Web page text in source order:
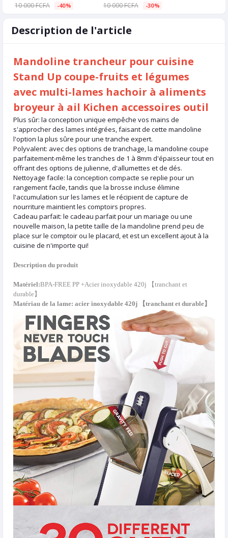
10 000 FCFA -40% 10 000 FCFA -30%
Description de l'article
Mandoline trancheur pour cuisine
Stand Up coupe-fruits et légumes
avec multi-lames hachoir à aliments
broyeur à ail Kichen accessoires outil
Plus sûr: la conception unique empêche vos mains de
s'approcher des lames intégrées, faisant de cette mandoline
l'option la plus sûre pour une tranche expert.
Polyvalent: avec des options de tranchage, la mandoline coupe
parfaitement-même les tranches de 1 à 8mm d'épaisseur tout en
offrant des options de julienne, d'allumettes et de dés.
Nettoyage facile: la conception compacte se replie pour un
rangement facile, tandis que la brosse incluse élimine
l'accumulation sur les lames et le récipient de capture de
nourriture maintient les comptoirs propres.
Cadeau parfait: le cadeau parfait pour un mariage ou une
nouvelle maison, la petite taille de la mandoline prend peu de
place sur le comptoir ou le placard, et est un excellent ajout à la
cuisine de n'importe qui!
Description du produit
Matériel:BPA-FREE PP +Acier inoxydable 420j 【tranchant et
durable】
Matériau de la lame: acier inoxydable 420j 【tranchant et durable】